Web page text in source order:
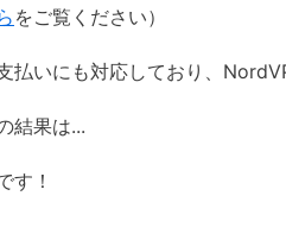
をご覧ください）
払いにも対応しており、
結果は...
す！